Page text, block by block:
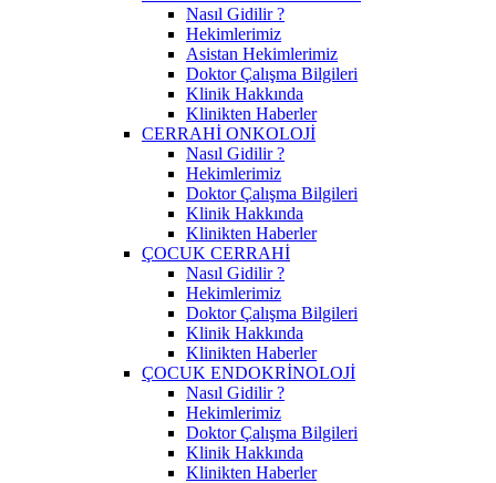
Nasıl Gidilir ?
Hekimlerimiz
Asistan Hekimlerimiz
Doktor Çalışma Bilgileri
Klinik Hakkında
Klinikten Haberler
CERRAHİ ONKOLOJİ
Nasıl Gidilir ?
Hekimlerimiz
Doktor Çalışma Bilgileri
Klinik Hakkında
Klinikten Haberler
ÇOCUK CERRAHİ
Nasıl Gidilir ?
Hekimlerimiz
Doktor Çalışma Bilgileri
Klinik Hakkında
Klinikten Haberler
ÇOCUK ENDOKRİNOLOJİ
Nasıl Gidilir ?
Hekimlerimiz
Doktor Çalışma Bilgileri
Klinik Hakkında
Klinikten Haberler